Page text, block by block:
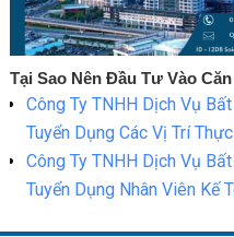
Tại Sao Nên Đầu Tư Vào
Công Ty TNHH Dịch Vụ
Tuyển Dụng Các Vị Trí
Công Ty TNHH Dịch Vụ
Tuyển Dụng Nhân Viên Kế